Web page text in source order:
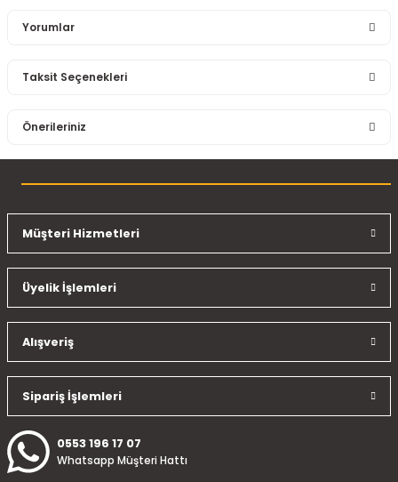
Yorumlar
Taksit Seçenekleri
Önerileriniz
konularda yetersiz gördüğünüz noktaları öneri formunu
Ürün resmi kalitesiz, bozuk veya görüntülenemiyor.
Ürün açıklamasında eksik bilgiler bulunuyor.
Ürün fiyatı diğer sitelerden daha pahalı.
Bu ürüne benzer farklı alternatifler olmalı.
Müşteri Hizmetleri
Üyelik İşlemleri
Alışveriş
Sipariş İşlemleri
0553 196 17 07
Whatsapp Müşteri Hattı